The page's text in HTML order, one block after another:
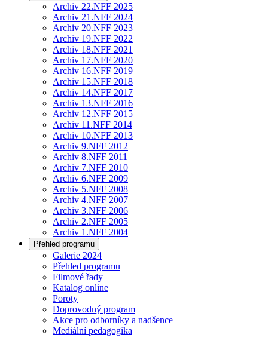
Archiv 22.NFF 2025
Archiv 21.NFF 2024
Archiv 20.NFF 2023
Archiv 19.NFF 2022
Archiv 18.NFF 2021
Archiv 17.NFF 2020
Archiv 16.NFF 2019
Archiv 15.NFF 2018
Archiv 14.NFF 2017
Archiv 13.NFF 2016
Archiv 12.NFF 2015
Archiv 11.NFF 2014
Archiv 10.NFF 2013
Archiv 9.NFF 2012
Archiv 8.NFF 2011
Archiv 7.NFF 2010
Archiv 6.NFF 2009
Archiv 5.NFF 2008
Archiv 4.NFF 2007
Archiv 3.NFF 2006
Archiv 2.NFF 2005
Archiv 1.NFF 2004
Přehled programu
Galerie 2024
Přehled programu
Filmové řady
Katalog online
Poroty
Doprovodný program
Akce pro odborníky a nadšence
Mediální pedagogika